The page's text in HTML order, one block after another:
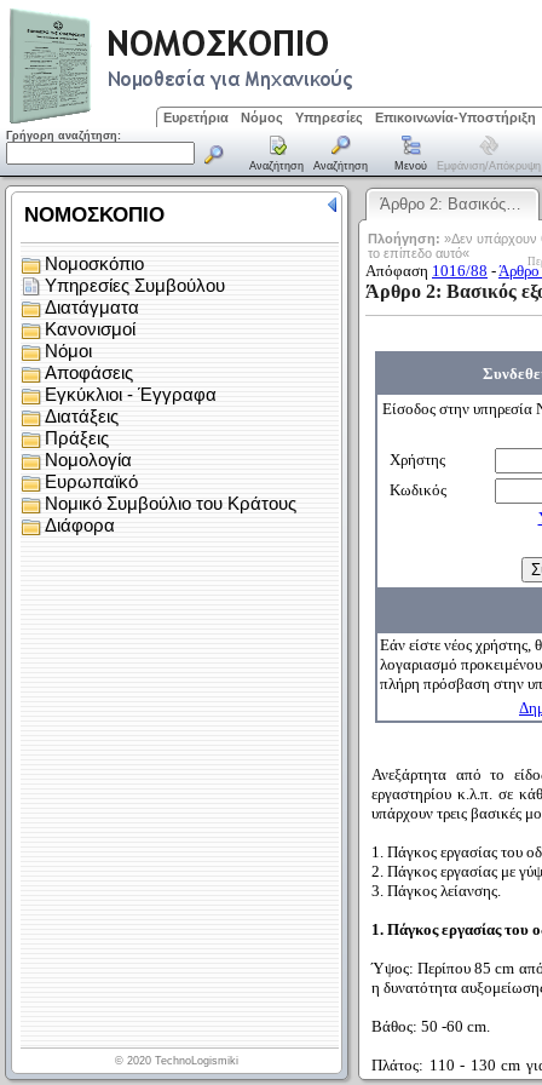
Ευρετήρια Νόμος Υπηρεσίες Επικοινωνία-Υποστήριξη
Γρήγορη αναζήτηση:
Αναζήτηση Αναζήτηση Μενού Εμφάνιση/απόκρυψη
Άρθρο 2: Βασικός…